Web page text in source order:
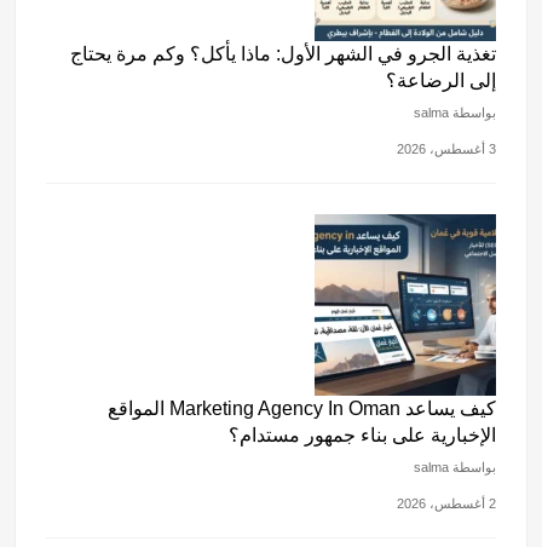
تغذية الجرو في الشهر الأول: ماذا يأكل؟ وكم مرة يحتاج
إلى الرضاعة؟
بواسطة salma
3 أغسطس، 2026
كيف يساعد Marketing Agency In Oman المواقع
الإخبارية على بناء جمهور مستدام؟
بواسطة salma
2 أغسطس، 2026